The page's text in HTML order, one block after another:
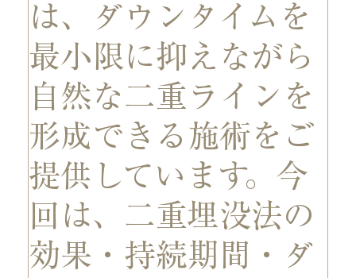
は、ダウンタイムを
最小限に抑えながら
自然な二重ラインを
形成できる施術をご
提供しています。今
回は、二重埋没法の
効果・持続期間・ダ